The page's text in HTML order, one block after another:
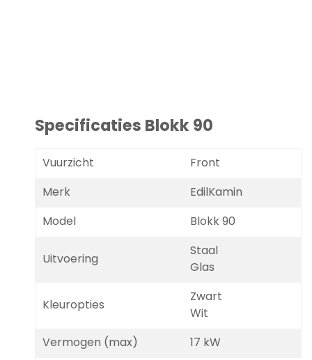
Specificaties Blokk 90
Vuurzicht
Front
Merk
EdilKamin
Model
Blokk 90
Uitvoering
Staal
Glas
Kleuropties
Zwart
Wit
Vermogen (max)
17 kW